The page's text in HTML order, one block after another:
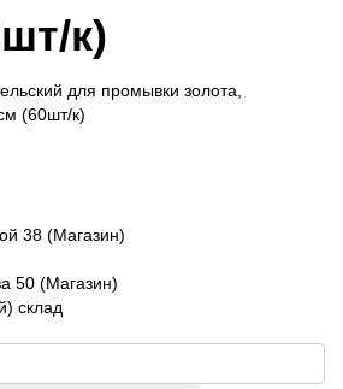
к)
38 (Магазин)
50 (Магазин)
склад